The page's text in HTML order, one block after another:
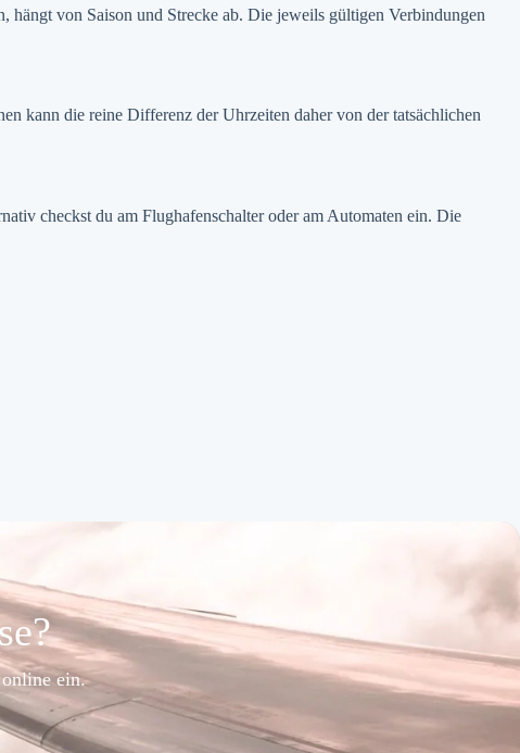
von Saison und Strecke ab. Die jeweils gültigen Verbindungen
kann die reine Differenz der Uhrzeiten daher von der tatsächlichen
checkst du am Flughafenschalter oder am Automaten ein. Die
ein.